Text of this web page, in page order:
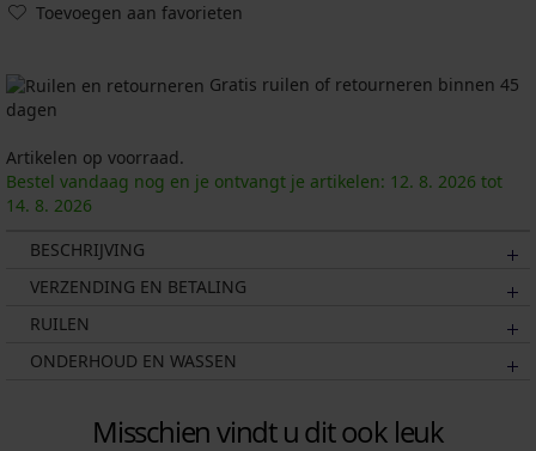
Toevoegen aan favorieten
Gratis ruilen of retourneren binnen 45
dagen
Artikelen op voorraad.
Bestel vandaag nog en je ontvangt je artikelen: 12. 8. 2026 tot
14. 8. 2026
BESCHRIJVING
VERZENDING EN BETALING
RUILEN
ONDERHOUD EN WASSEN
Misschien vindt u dit ook leuk